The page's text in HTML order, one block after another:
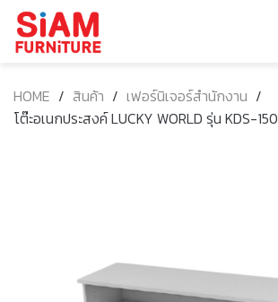
HOME / สินค้า / เฟอร์นิเจอร์สำนักงาน /
โต๊ะอเนกประสงค์ LUCKY WORLD รุ่น KDS-150